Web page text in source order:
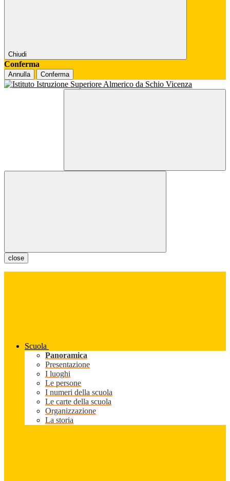
Chiudi
Conferma
Annulla Conferma
close
Scuola
Panoramica
Presentazione
I luoghi
Le persone
I numeri della scuola
Le carte della scuola
Organizzazione
La storia